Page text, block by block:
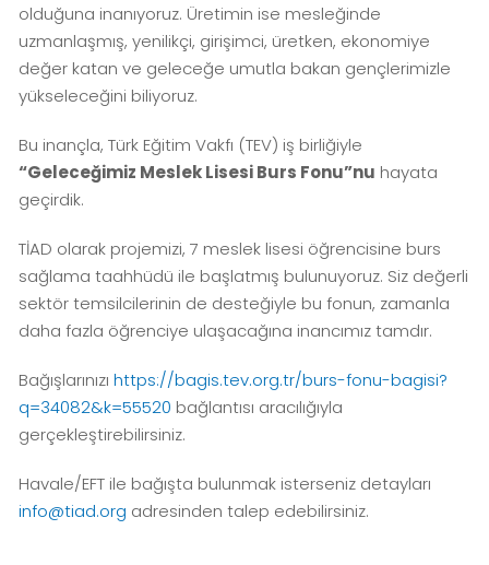
olduğuna inanıyoruz. Üretimin ise mesleğinde
uzmanlaşmış, yenilikçi, girişimci, üretken, ekonomiye
değer katan ve geleceğe umutla bakan gençlerimizle
yükseleceğini biliyoruz.
Bu inançla, Türk Eğitim Vakfı (TEV) iş birliğiyle
“Geleceğimiz Meslek Lisesi Burs Fonu”nu hayata
geçirdik.
TİAD olarak projemizi, 7 meslek lisesi öğrencisine burs
sağlama taahhüdü ile başlatmış bulunuyoruz. Siz değerli
sektör temsilcilerinin de desteğiyle bu fonun, zamanla
daha fazla öğrenciye ulaşacağına inancımız tamdır.
Bağışlarınızıhttps://bagis.tev.org.tr/burs-fonu-bagisi?
q=34082&k=55520 bağlantısı aracılığıyla
gerçekleştirebilirsiniz.
Havale/EFT ile bağışta bulunmak isterseniz detayları
info@tiad.org adresinden talep edebilirsiniz.